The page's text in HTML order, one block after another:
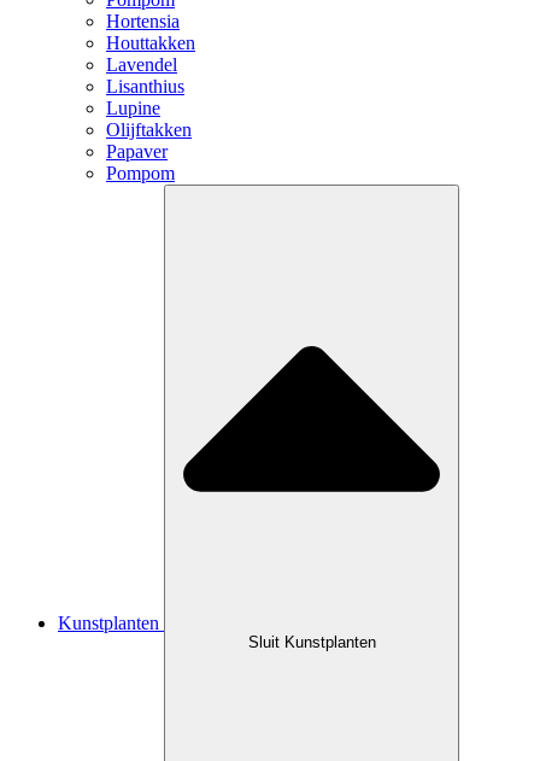
Hortensia
Houttakken
Lavendel
Lisanthius
Lupine
Olijftakken
Papaver
Pompom
Kunstplanten
Sluit Kunstplanten